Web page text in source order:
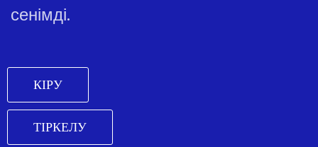
сенімді.
КІРУ
ТІРКЕЛУ